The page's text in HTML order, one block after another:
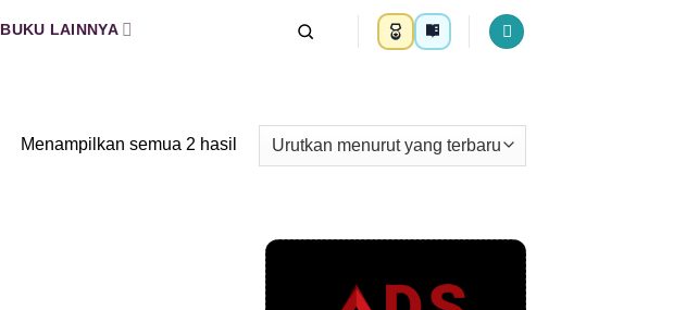
BUKU LAINNYA
Menampilkan semua 2 hasil Diurutkan
menurut